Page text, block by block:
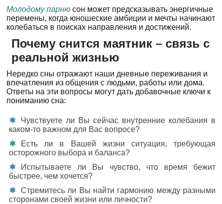
Молодому парню сон может предсказывать энергичные
перемены, когда юношеские амбиции и мечты начинают
колебаться в поисках направления и достижений.
Почему снится маятник – связь с
реальной жизнью
Нередко сны отражают наши дневные переживания и
впечатления из общения с людьми, работы или дома.
Ответы на эти вопросы могут дать добавочные ключи к
пониманию сна:
Чувствуете ли Вы сейчас внутренние колебания в
каком-то важном для Вас вопросе?
Есть ли в Вашей жизни ситуация, требующая
осторожного выбора и баланса?
Испытываете ли Вы чувство, что время бежит
быстрее, чем хочется?
Стремитесь ли Вы найти гармонию между разными
сторонами своей жизни или личности?